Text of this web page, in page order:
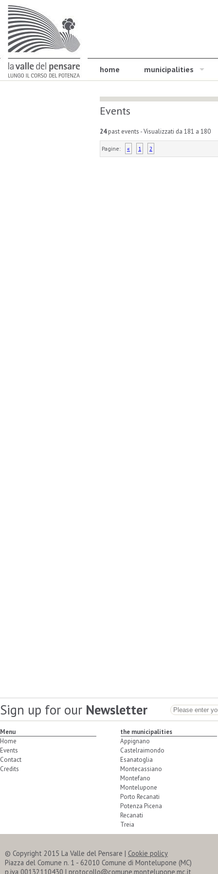
home municipalities
Events
24past events - Visualizzati da 181 a 180
Pagine: « 1 2
Sign up for our Newsletter
Menu
Home
Events
Contact
Credits
the municipalities
Appignano
Castelraimondo
Esanatoglia
Montecassiano
Montefano
Montelupone
Porto Recanati
Potenza Picena
Recanati
Treia
© Copyright 2015 La Valle del Pensare | Cookie policy
Piazza del Comune n. 1 - 62010 Comune di Montelupone (MC)
p.iva 00132110430 | protocollo@comune.montelupone.mc.it